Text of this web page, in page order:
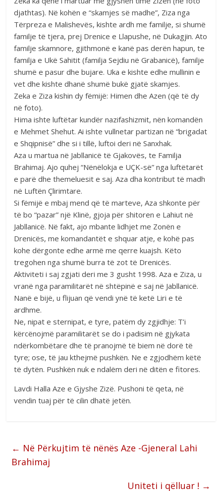
djathtas). Në kohën e “skamjes së madhe”, Ziza nga
Tërpreza e Malishevës, kishte ardh me familje, si shumë
familje të tjera, prej Drenice e Llapushe, në Dukagjin. Ato
familje skamnore, gjithmonë e kanë pas derën hapun, te
familja e Ukë Sahitit (familja Sejdiu në Grabanicë), familje
shumë e pasur dhe bujare. Uka e kishte edhe mullinin e
vet dhe kishte dhanë shumë bukë gjatë skamjes.
Zeka e Ziza kishin dy fëmijë: Himen dhe Azen (që të dy
në foto).
Hima ishte luftëtar kundër nazifashizmit, nën komandën
e Mehmet Shehut. Ai ishte vullnetar partizan në “brigadat
e Shqipnisë” dhe si i tillë, luftoi deri në Sanxhak.
Aza u martua në Jabllanicë të Gjakovës, te Familja
Brahimaj. Ajo quhej “Nënëlokja e UÇK-së” nga luftëtarët
e parë dhe themeluesit e saj. Aza dha kontribut të madh
në Luftën Çlirimtare.
Si fëmijë e mbaj mend që të marteve, Aza shkonte për
të bo “pazar” një Klinë, gjoja për shitoren e Lahiut në
Jabllanicë. Në fakt, ajo mbante lidhjet me Zonën e
Drenicës, me komandantët e shquar atje, e kohë pas
kohe dërgonte edhe armë me qerre kuajsh. Këto
tregohen nga shumë burra të zot të Drenicës.
Aktiviteti i saj zgjati deri me 3 gusht 1998. Aza e Ziza, u
vranë nga paramilitarët në shtëpinë e saj në Jabllanicë.
Nanë e bijë, u flijuan që vendi ynë të ketë Liri e të
ardhme.
Ne, nipat e sternipat, e tyre, patëm dy zgjidhje: T’i
kërcënojmë paramilitarët se do i padisim në gjykata
ndërkombëtare dhe të pranojmë të biem në dorë të
tyre; ose, të jau kthejmë pushkën. Ne e zgjodhëm këtë
të dytën. Pushkën nuk e ndalëm deri në ditën e fitores.
Lavdi Halla Aze e Gjyshe Zizë. Pushoni të qeta, në
vendin tuaj për të cilin dhatë jetën.
← Në Përkujtim të nënës Aze -Gjeneral Lahi
Brahimaj
Uniteti i qëlluar ! →